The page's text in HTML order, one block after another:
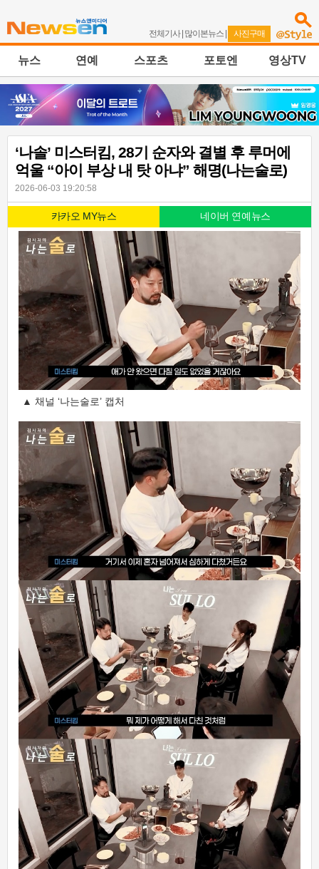
전체기사| 많이본뉴스 | 사진구매
뉴스 연예 스포츠 포토엔 영상TV
‘나솔’ 미스터킴, 28기 순자와 결별 후 루머에
억울 “아이 부상 내 탓 아냐” 해명(나는술로)
2026-06-03 19:20:58
카카오 MY뉴스 네이버 연예뉴스
▲ 채널 ‘나는술로’ 캡처